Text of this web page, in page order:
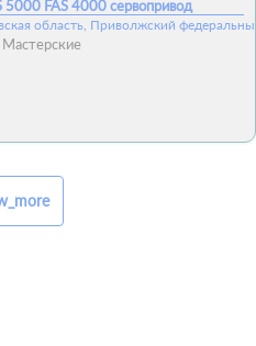
5000 FAS 4000 сервопривод
область, Приволжский
Мастерские